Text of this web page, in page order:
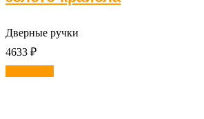
Дверные ручки
4633 ₽